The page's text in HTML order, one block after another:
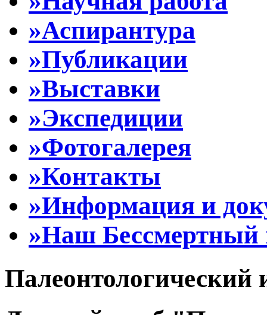
»Аспирантура
»Публикации
»Выставки
»Экспедиции
»Фотогалерея
»Контакты
»Информация и
»Наш Бессмертный
Палеонтологический